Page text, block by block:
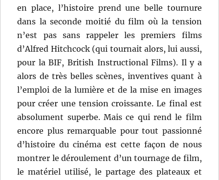
en place, l’histoire prend une belle tournure
dans la seconde moitié du film où la tension
n’est pas sans rappeler les premiers films
d’Alfred Hitchcock (qui tournait alors, lui aussi,
pour la BIF, British Instructional Films). Il y a
alors de très belles scènes, inventives quant à
l’emploi de la lumière et de la mise en images
pour créer une tension croissante. Le final est
absolument superbe. Mais ce qui rend le film
encore plus remarquable pour tout passionné
d’histoire du cinéma est cette façon de nous
montrer le déroulement d’un tournage de film,
le matériel utilisé, le partage des plateaux et